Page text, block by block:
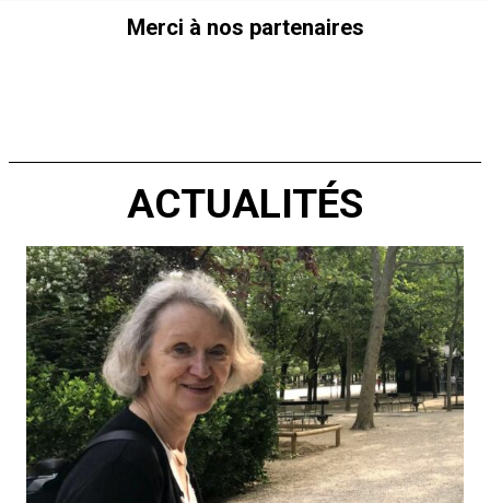
Merci à nos partenaires
ACTUALITÉS